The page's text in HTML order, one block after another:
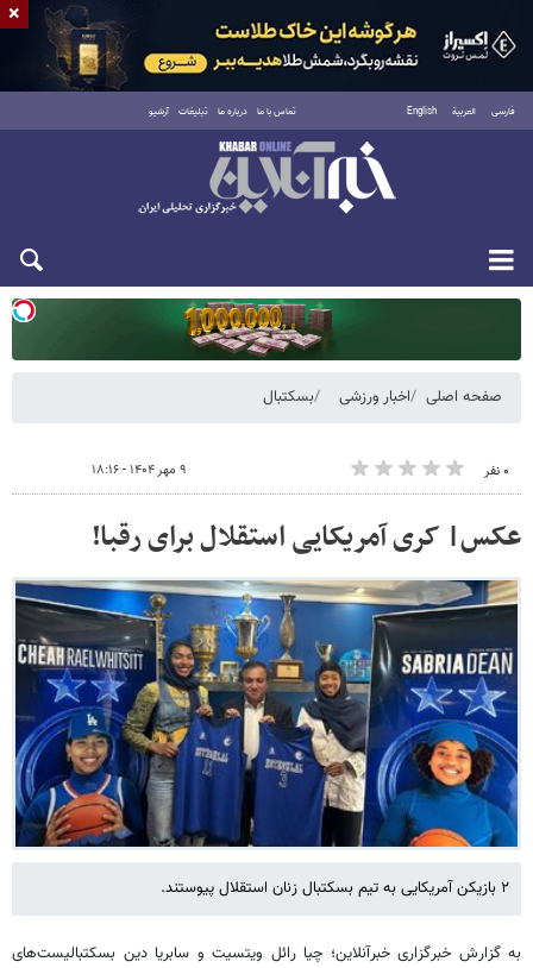
فارسی العربية English تماس با ما درباره ما تبلیغات آرشیو
یکشنبه ۱۸ مرداد ۱۴۰۵
صفحه اصلی اخبار ورزشی بسکتبال
۰ نفر ۹ مهر ۱۴۰۴ - ۱۸:۱۶
عکس| کری آمریکایی استقلال برای رقبا!
٢ بازیکن آمریکایی به تیم بسکتبال زنان استقلال پیوستند.
به گزارش خبرگزاری خبرآنلاین؛ چیا رائل ویتسیت و سابریا دین بسکتبالیست‌های
×